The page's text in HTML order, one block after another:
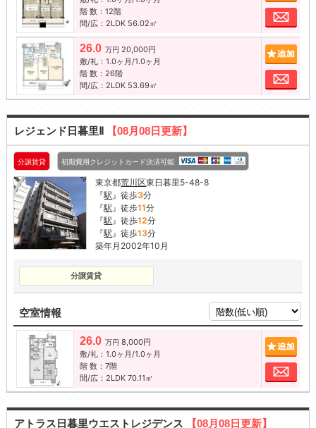
階 数：12階
間/広：2LDK 56.02㎡
お
26.0 万円 20,000円
敷/礼：1.0ヶ月/1.0ヶ月
階 数：26階
間/広：2LDK 53.69㎡
お
レジェンド日暮里Ⅱ 【08月08日更新】
分譲賃貸 初期費用クレジットカード決済可能
東京都荒川区東日暮里5-48-8
『駅 』徒歩3分
『駅 』徒歩11分
『駅 』徒歩12分
『駅 』徒歩13分
築年月2002年10月
分譲賃貸
空室情報
26.0 万円 8,000円
敷/礼：1.0ヶ月/1.0ヶ月
階 数：7階
間/広：2LDK 70.11㎡
お
アトラス日暮里ウエストレジデンス 【08月08日更新】